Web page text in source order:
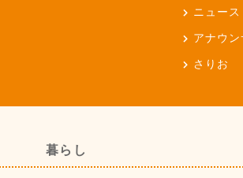
ニュース
アナウ
さりお
暮らし